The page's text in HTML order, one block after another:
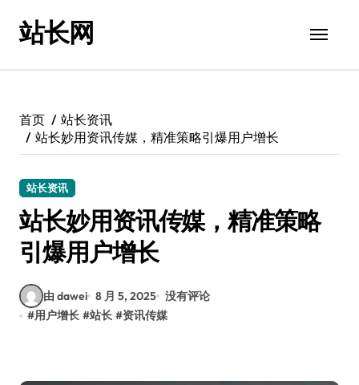
站长网
首页
站长资讯
站长妙用资讯传媒，精准策略引爆用户增长
站长资讯
站长妙用资讯传媒，精准策略
引爆用户增长
由 dawei 8 月 5, 2025 没有评论
#用户增长 #站长 #资讯传媒